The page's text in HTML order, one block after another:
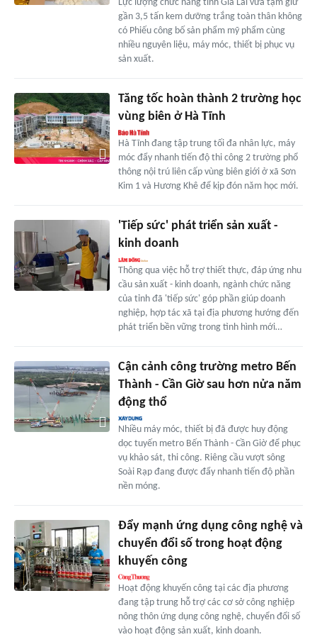
Lực lượng chức năng tỉnh Gia Lai vừa tạm giữ
gần 3,5 tấn kem dưỡng trắng toàn thân không
có Phiếu công bố sản phẩm mỹ phẩm cùng
nhiều nguyên liệu, máy móc, thiết bị phục vụ
sản xuất.
Tăng tốc hoàn thành 2 trường học
vùng biên ở Hà Tĩnh
Hà Tĩnh đang tập trung tối đa nhân lực, máy
móc đẩy nhanh tiến độ thi công 2 trường phổ
thông nội trú liên cấp vùng biên giới ở xã Sơn
Kim 1 và Hương Khê để kịp đón năm học mới.
'Tiếp sức' phát triển sản xuất -
kinh doanh
Thông qua việc hỗ trợ thiết thực, đáp ứng nhu
cầu sản xuất - kinh doanh, ngành chức năng
của tỉnh đã 'tiếp sức' góp phần giúp doanh
nghiệp, hợp tác xã tại địa phương hướng đến
phát triển bền vững trong tình hình mới…
Cận cảnh công trường metro Bến
Thành - Cần Giờ sau hơn nửa năm
động thổ
Nhiều máy móc, thiết bị đã được huy động
dọc tuyến metro Bến Thành - Cần Giờ để phục
vụ khảo sát, thi công. Riêng cầu vượt sông
Soài Rạp đang được đẩy nhanh tiến độ phần
nền móng.
Đẩy mạnh ứng dụng công nghệ và
chuyển đổi số trong hoạt động
khuyến công
Hoạt động khuyến công tại các địa phương
đang tập trung hỗ trợ các cơ sở công nghiệp
nông thôn ứng dụng công nghệ, chuyển đổi số
vào hoạt động sản xuất, kinh doanh.